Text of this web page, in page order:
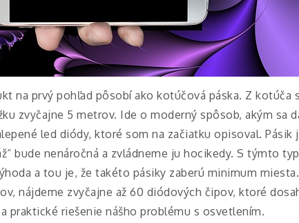
na prvý pohľad pôsobí ako kotúčová páska. Z
zvyčajne 5 metrov. Ide o moderný spôsob, akým
led diódy, ktoré som na začiatku opisoval.
bude nenáročná a zvládneme ju hocikedy. S týmto
a tou je, že takéto pásiky zaberú minimum
nájdeme zvyčajne až 60 diódových čipov, ktoré
praktické riešenie nášho problému s osvetlením.